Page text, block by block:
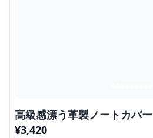
高級感漂う革製ノートカバー
¥3,420